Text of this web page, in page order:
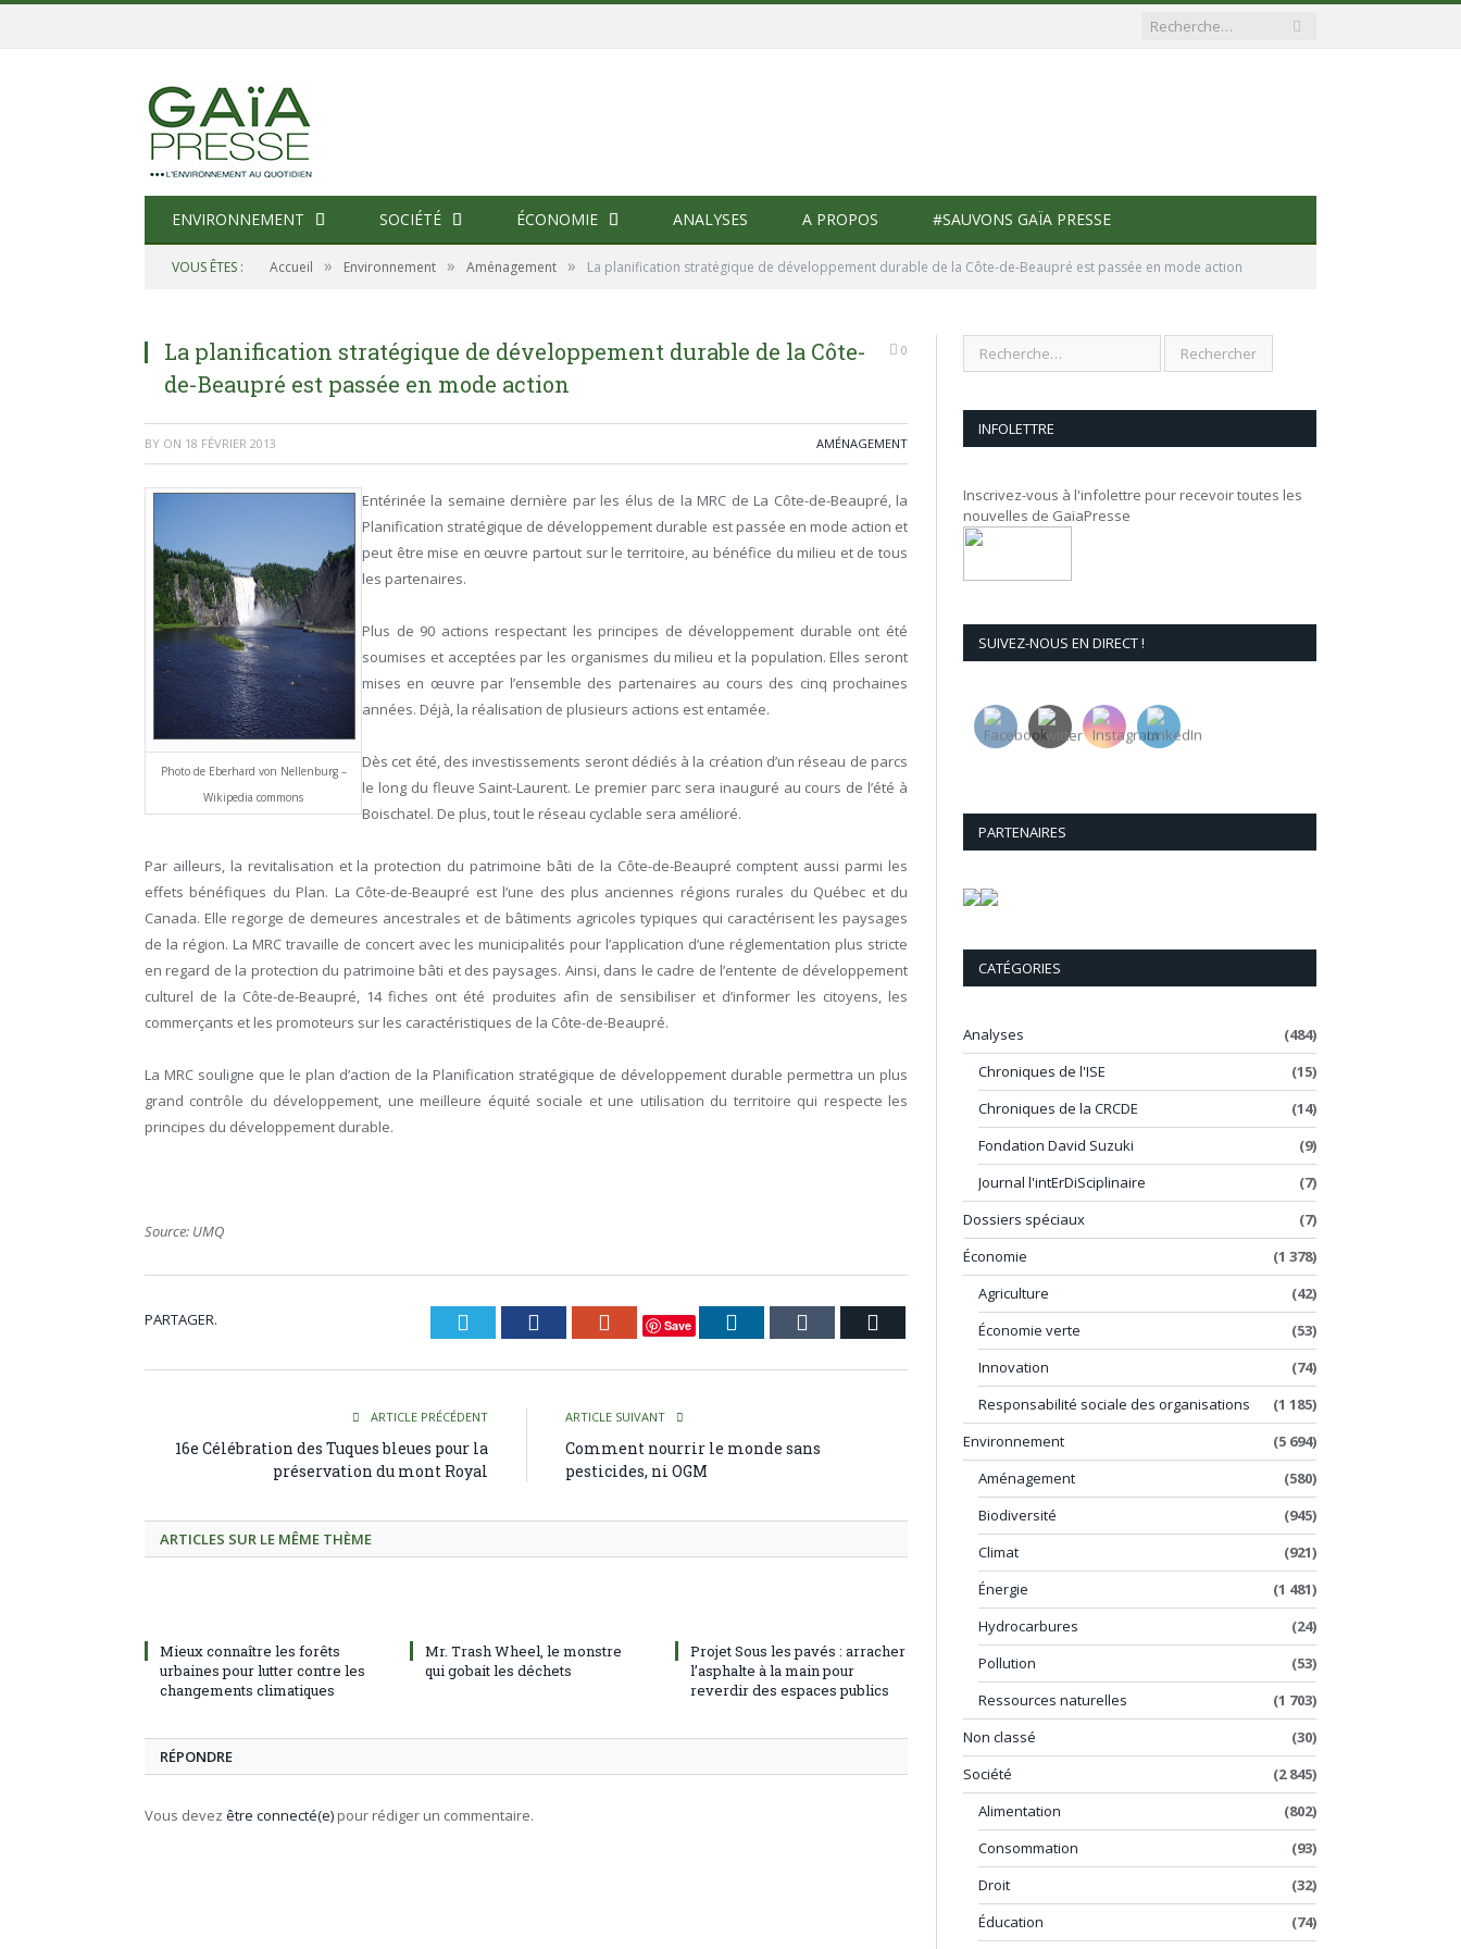
ENVIRONNEMENT SOCIÉTÉ ÉCONOMIE ANALYSES A PROPOS #SAUVONS GAÏA PRESSE
VOUS ÊTES : Accueil » Environnement » Aménagement » La planification stratégique de développement durable de la Côte-de-Beaupré est passée en mode action
La planification stratégique de développement durable de la Côte-
de-Beaupré est passée en mode action
0
BY ON 18 FÉVRIER 2013 AMÉNAGEMENT
Photo de Eberhard von Nellenburg –
Wikipedia commons
Entérinée la semaine dernière par les élus de la MRC de La Côte-de-Beaupré, la
Planification stratégique de développement durable est passée en mode action et
peut être mise en œuvre partout sur le territoire, au bénéfice du milieu et de tous
les partenaires.
Plus de 90 actions respectant les principes de développement durable ont été
soumises et acceptées par les organismes du milieu et la population. Elles seront
mises en œuvre par l’ensemble des partenaires au cours des cinq prochaines
années. Déjà, la réalisation de plusieurs actions est entamée.
Dès cet été, des investissements seront dédiés à la création d’un réseau de parcs
le long du fleuve Saint-Laurent. Le premier parc sera inauguré au cours de l’été à
Boischatel. De plus, tout le réseau cyclable sera amélioré.
Par ailleurs, la revitalisation et la protection du patrimoine bâti de la Côte-de-Beaupré comptent aussi parmi les
effets bénéfiques du Plan. La Côte-de-Beaupré est l’une des plus anciennes régions rurales du Québec et du
Canada. Elle regorge de demeures ancestrales et de bâtiments agricoles typiques qui caractérisent les paysages
de la région. La MRC travaille de concert avec les municipalités pour l’application d’une réglementation plus stricte
en regard de la protection du patrimoine bâti et des paysages. Ainsi, dans le cadre de l’entente de développement
culturel de la Côte-de-Beaupré, 14 fiches ont été produites afin de sensibiliser et d’informer les citoyens, les
commerçants et les promoteurs sur les caractéristiques de la Côte-de-Beaupré.
La MRC souligne que le plan d’action de la Planification stratégique de développement durable permettra un plus
grand contrôle du développement, une meilleure équité sociale et une utilisation du territoire qui respecte les
principes du développement durable.
Source: UMQ
PARTAGER. Twitter Facebook Google+
Save LinkedIn Tumblr
ARTICLE PRÉCÉDENT
16e Célébration des Tuques bleues pour la
préservation du mont Royal
ARTICLE SUIVANT
Comment nourrir le monde sans
pesticides, ni OGM
ARTICLES SUR LE MÊME THÈME
Mieux connaître les forêts
urbaines pour lutter contre les
changements climatiques
Mr. Trash Wheel, le monstre
qui gobait les déchets
Projet Sous les pavés : arracher
l’asphalte à la main pour
reverdir des espaces publics
RÉPONDRE
Vous devez être connecté(e) pour rédiger un commentaire.
INFOLETTRE
Inscrivez-vous à l'infolettre pour recevoir toutes les
nouvelles de GaïaPresse
SUIVEZ-NOUS EN DIRECT !
PARTENAIRES
CATÉGORIES
Analyses
(484)
Chroniques de l'ISE
(15)
Chroniques de la CRCDE
(14)
Fondation David Suzuki
(9)
Journal l'intErDiSciplinaire
(7)
Dossiers spéciaux
(7)
Économie
(1 378)
Agriculture
(42)
Économie verte
(53)
Innovation
(74)
Responsabilité sociale des organisations
(1 185)
Environnement
(5 694)
Aménagement
(580)
Biodiversité
(945)
Climat
(921)
Énergie
(1 481)
Hydrocarbures
(24)
Pollution
(53)
Ressources naturelles
(1 703)
Non classé
(30)
Société
(2 845)
Alimentation
(802)
Consommation
(93)
Droit
(32)
Éducation
(74)